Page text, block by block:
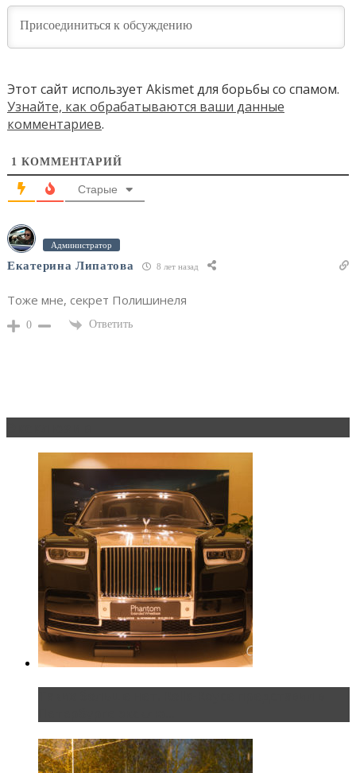
Этот сайт использует Akismet для борьбы со спамом.
Узнайте, как обрабатываются ваши данные
комментариев.
1 КОММЕНТАРИЙ
Старые
Администратор
Екатерина Липатова 8 лет назад
Тоже мне, секрет Полишинеля
0 Ответить